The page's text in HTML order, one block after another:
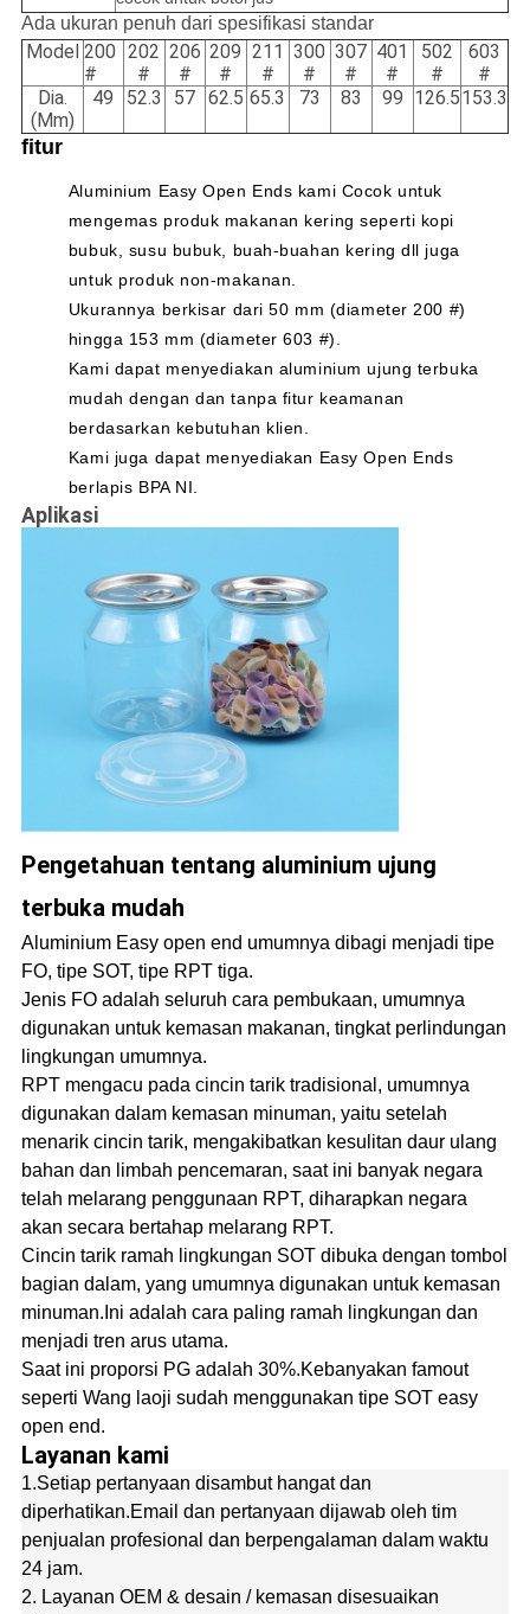
Ada ukuran penuh dari spesifikasi standar
Model 200
#
202
#
206
#
209
#
211
#
300
#
307
#
401
#
502
#
603
#
Dia.
(Mm)
49 52.3 57 62.5 65.3 73 83 99 126.5153.3
fitur
Aluminium Easy Open Ends kami Cocok untuk
mengemas produk makanan kering seperti kopi
bubuk, susu bubuk, buah-buahan kering dll juga
untuk produk non-makanan.
Ukurannya berkisar dari 50 mm (diameter 200 #)
hingga 153 mm (diameter 603 #).
Kami dapat menyediakan aluminium ujung terbuka
mudah dengan dan tanpa fitur keamanan
berdasarkan kebutuhan klien.
Kami juga dapat menyediakan Easy Open Ends
berlapis BPA NI.
Aplikasi
Pengetahuan tentang aluminium ujung
terbuka mudah
Aluminium Easy open end umumnya dibagi menjadi tipe
FO, tipe SOT, tipe RPT tiga.
Jenis FO adalah seluruh cara pembukaan, umumnya
digunakan untuk kemasan makanan, tingkat perlindungan
lingkungan umumnya.
RPT mengacu pada cincin tarik tradisional, umumnya
digunakan dalam kemasan minuman, yaitu setelah
menarik cincin tarik, mengakibatkan kesulitan daur ulang
bahan dan limbah pencemaran, saat ini banyak negara
telah melarang penggunaan RPT, diharapkan negara
akan secara bertahap melarang RPT.
Cincin tarik ramah lingkungan SOT dibuka dengan tombol
bagian dalam, yang umumnya digunakan untuk kemasan
minuman.Ini adalah cara paling ramah lingkungan dan
menjadi tren arus utama.
Saat ini proporsi PG adalah 30%.Kebanyakan famout
seperti Wang laoji sudah menggunakan tipe SOT easy
open end.
Layanan kami
1.Setiap pertanyaan disambut hangat dan
diperhatikan.Email dan pertanyaan dijawab oleh tim
penjualan profesional dan berpengalaman dalam waktu
24 jam.
2. Layanan OEM & desain / kemasan disesuaikan